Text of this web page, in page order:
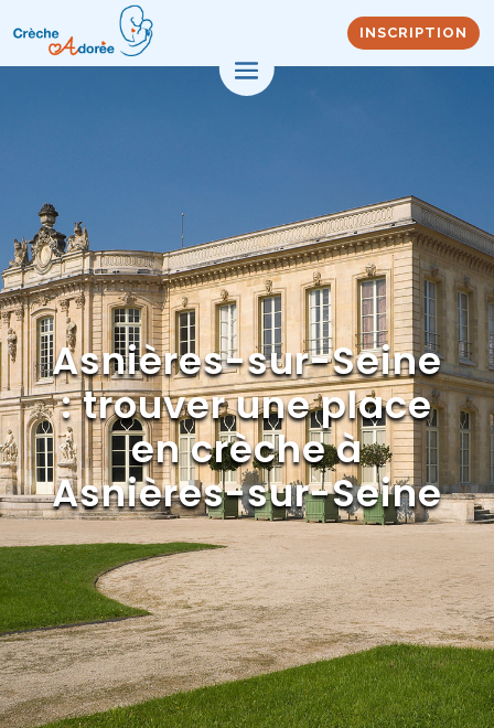
INSCRIPTION
Asnières-sur-Seine
: trouver une place
en crèche à
Asnières-sur-Seine